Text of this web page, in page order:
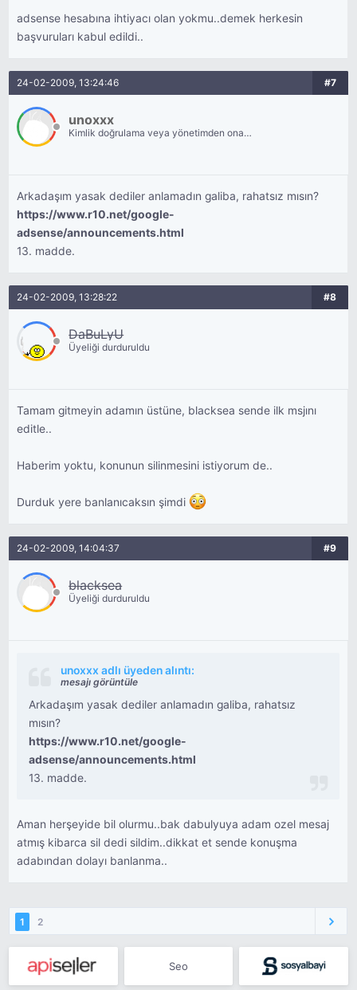
adsense hesabına ihtiyacı olan yokmu..demek herkesin
başvuruları kabul edildi..
24-02-2009, 13:24:46 #7
unoxxx
Kimlik doğrulama veya yönetimden onay
Arkadaşım yasak dediler anlamadın galiba, rahatsız mısın?
https://www.r10.net/google-
adsense/announcements.html
13. madde.
24-02-2009, 13:28:22 #8
DaBuLyU
Üyeliği durduruldu
Tamam gitmeyin adamın üstüne, blacksea sende ilk msjını
editle..
Haberim yoktu, konunun silinmesini istiyorum de..
Durduk yere banlanıcaksın şimdi
24-02-2009, 14:04:37 #9
blacksea
Üyeliği durduruldu
unoxxx adlı üyeden alıntı:
mesajı görüntüle
Arkadaşım yasak dediler anlamadın galiba, rahatsız
mısın?
https://www.r10.net/google-
adsense/announcements.html
13. madde.
Aman herşeyide bil olurmu..bak dabulyuya adam ozel mesaj
atmış kibarca sil dedi sildim..dikkat et sende konuşma
adabından dolayı banlanma..
1 2
Seo